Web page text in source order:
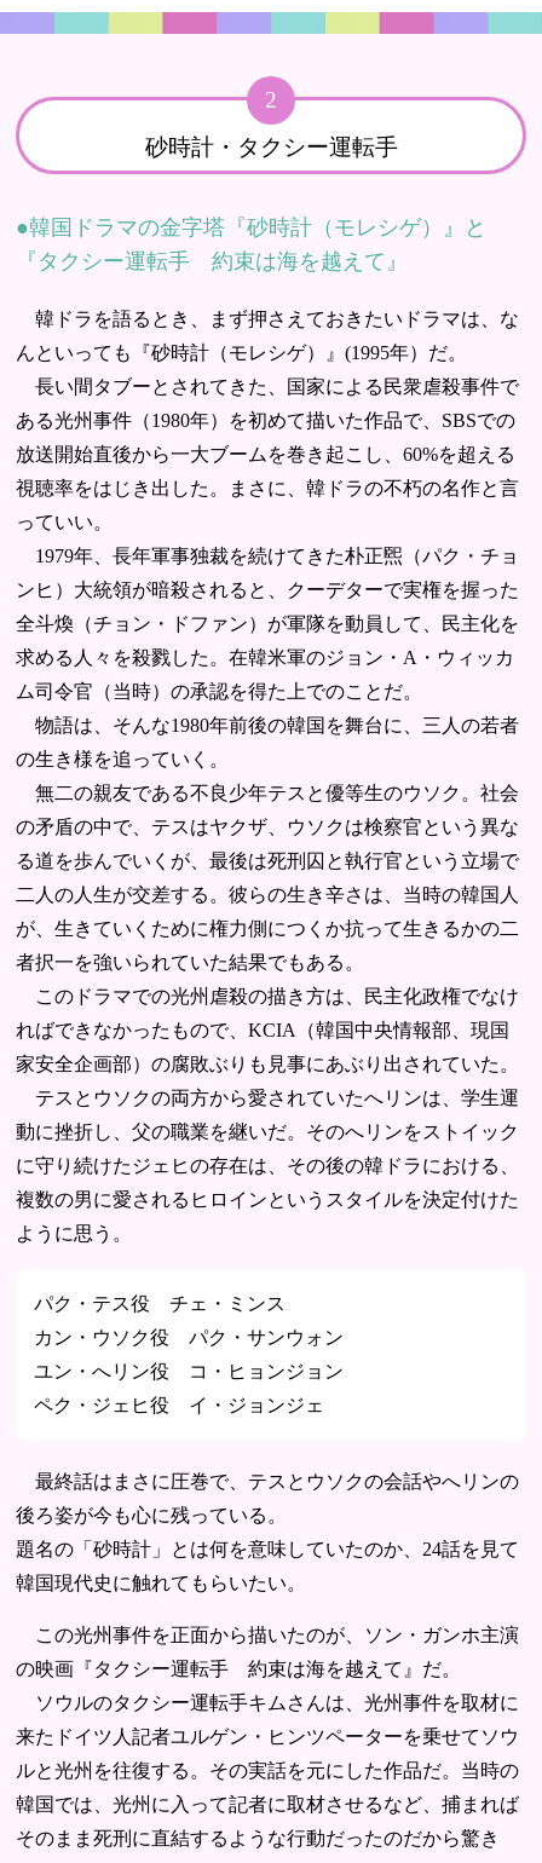
2
砂時計・タクシー運転手
韓国ドラマの金字塔『砂時計（モレシゲ）』と
『タクシー運転手 約束は海を越えて』
韓ドラを語るとき、まず押さえておきたいドラマは、な
んといっても『砂時計（モレシゲ）』(1995年）だ。
長い間タブーとされてきた、国家による民衆虐殺事件で
ある光州事件（1980年）を初めて描いた作品で、SBSでの
放送開始直後から一大ブームを巻き起こし、60%を超える
視聴率をはじき出した。まさに、韓ドラの不朽の名作と言
っていい。
1979年、長年軍事独裁を続けてきた朴正煕（パク・チョ
ンヒ）大統領が暗殺されると、クーデターで実権を握った
全斗煥（チョン・ドファン）が軍隊を動員して、民主化を
求める人々を殺戮した。在韓米軍のジョン・A・ウィッカ
ム司令官（当時）の承認を得た上でのことだ。
物語は、そんな1980年前後の韓国を舞台に、三人の若者
の生き様を追っていく。
無二の親友である不良少年テスと優等生のウソク。社会
の矛盾の中で、テスはヤクザ、ウソクは検察官という異な
る道を歩んでいくが、最後は死刑囚と執行官という立場で
二人の人生が交差する。彼らの生き辛さは、当時の韓国人
が、生きていくために権力側につくか抗って生きるかの二
者択一を強いられていた結果でもある。
このドラマでの光州虐殺の描き方は、民主化政権でなけ
ればできなかったもので、KCIA（韓国中央情報部、現国
家安全企画部）の腐敗ぶりも見事にあぶり出されていた。
テスとウソクの両方から愛されていたへリンは、学生運
動に挫折し、父の職業を継いだ。そのへリンをストイック
に守り続けたジェヒの存在は、その後の韓ドラにおける、
複数の男に愛されるヒロインというスタイルを決定付けた
ように思う。
パク・テス役 チェ・ミンス
カン・ウソク役 パク・サンウォン
ユン・へリン役 コ・ヒョンジョン
ペク・ジェヒ役 イ・ジョンジェ
最終話はまさに圧巻で、テスとウソクの会話やへリンの
後ろ姿が今も心に残っている。
題名の「砂時計」とは何を意味していたのか、24話を見て
韓国現代史に触れてもらいたい。
この光州事件を正面から描いたのが、ソン・ガンホ主演
の映画『タクシー運転手 約束は海を越えて』だ。
ソウルのタクシー運転手キムさんは、光州事件を取材に
来たドイツ人記者ユルゲン・ヒンツペーターを乗せてソウ
ルと光州を往復する。その実話を元にした作品だ。当時の
韓国では、光州に入って記者に取材させるなど、捕まれば
そのまま死刑に直結するような行動だったのだから驚き